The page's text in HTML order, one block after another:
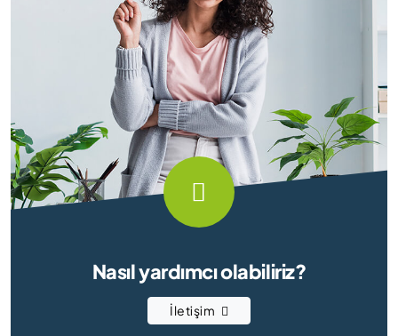
Nasıl yardımcı olabiliriz?
İletişim